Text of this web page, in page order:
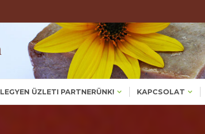
KÉZMŰVES
Valódi, Főzött Növényi Háziszappanok – Bőrproblémákra
LEGYEN ÜZLETI PARTNERÜNK! KAPCSOLAT